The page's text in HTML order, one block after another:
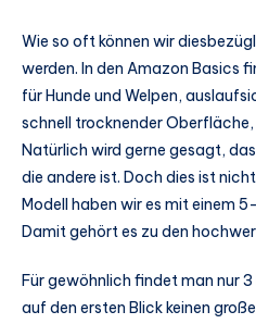
Wie so oft können wir
werden. In den Amazon Basics
für Hunde und Welpen,
schnell trocknender
Natürlich wird gerne gesagt,
die andere ist. Doch dies ist
Modell haben wir es mit einem
Damit gehört es zu den
Für gewöhnlich findet man nur
auf den ersten Blick keinen